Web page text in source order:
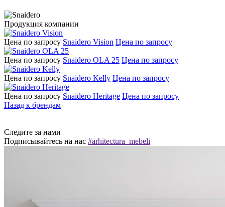
Продукция компании
Цена по запросу Snaidero Vision Цена по запросу
Цена по запросу Snaidero OLA 25 Цена по запросу
Цена по запросу Snaidero Kelly Цена по запросу
Цена по запросу Snaidero Heritage Цена по запросу
Назад к брендам
Следите за нами
Подписывайтесь на нас #arhitectura_mebeli